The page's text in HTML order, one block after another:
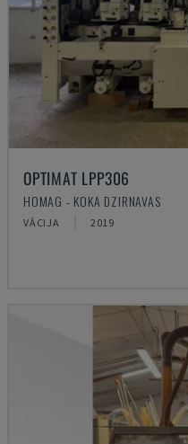
OPTIMAT LPP306
HOMAG - KOKA DZIRNAVAS
VĀCIJA 2019